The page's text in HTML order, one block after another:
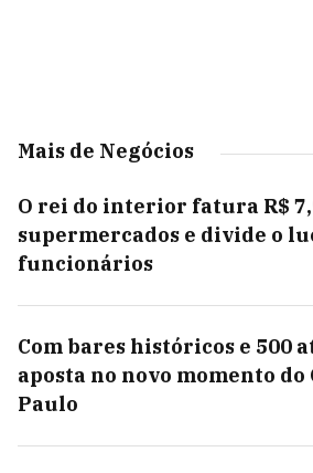
Mais de Negócios
O rei do interior fatura R$
supermercados e divide o
funcionários
Com bares históricos e 500
aposta no novo momento do
Paulo